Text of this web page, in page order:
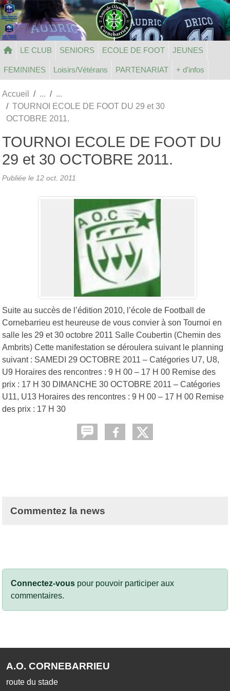
LE CLUB SENIORS ECOLE DE FOOT JEUNES
FEMININES Loisirs/Vétérans PARTENARIAT + d'infos
Accueil
TOURNOI ECOLE DE FOOT DU 29 et 30
OCTOBRE 2011.
TOURNOI ECOLE DE FOOT DU
29 et 30 OCTOBRE 2011.
Publiée le 12 oct. 2011
Suite au succès de l’édition 2010, l’école de Football de
Cornebarrieu est heureuse de vous convier à son Tournoi en
salle les 29 et 30 octobre 2011 Salle Coubertin (Chemin des
Ambrits) Cette manifestation se déroulera suivant le planning
suivant : SAMEDI 29 OCTOBRE 2011 – Catégories U7, U8,
U9 Horaires des rencontres : 9 H 00 – 17 H 00 Remise des
prix : 17 H 30 DIMANCHE 30 OCTOBRE 2011 – Catégories
U11, U13 Horaires des rencontres : 9 H 00 – 17 H 00 Remise
des prix : 17 H 30
Commentez la news
Connectez-vous pour pouvoir participer aux
commentaires.
A.O. CORNEBARRIEU
route du stade
Panneau de gestion des cookies